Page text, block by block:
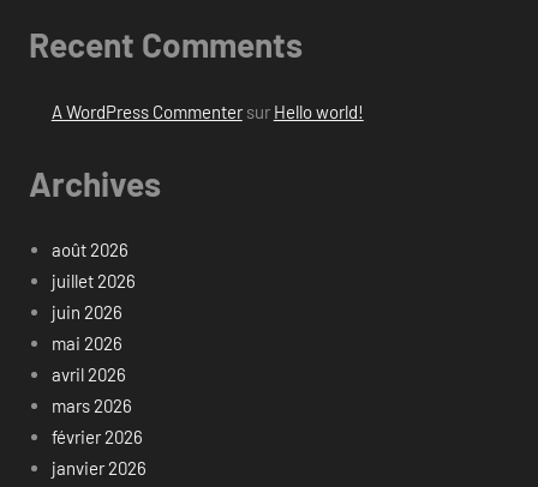
Recent Comments
A WordPress Commentersur Hello world!
Archives
août 2026
juillet 2026
juin 2026
mai 2026
avril 2026
mars 2026
février 2026
janvier 2026